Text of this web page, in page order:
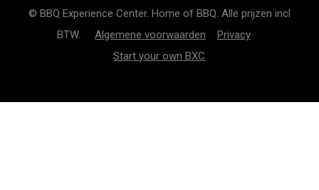
© BBQ Experience Center. Home of BBQ. Alle prijzen incl
BTW. Algemene voorwaarden
Privacy
Start your own BXC